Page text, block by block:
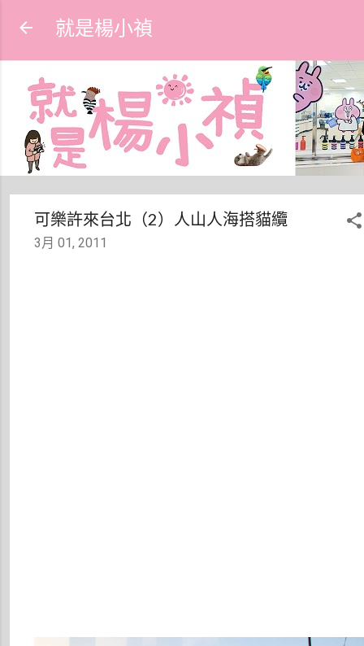
就是楊小禎
可樂許來台北（2）人山人海搭貓纜
3月 01, 2011